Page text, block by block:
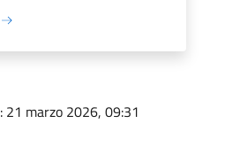
: 21 marzo 2026, 09:31